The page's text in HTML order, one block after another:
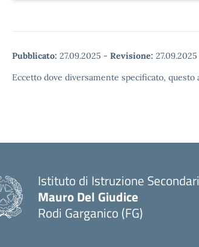
Pubblicato: 27.09.2025 - Revisione: 27.09.2025
Eccetto dove diversamente specificato,
Istituto di Istruzione
Mauro Del Giudice
Rodi Garganico (FG)